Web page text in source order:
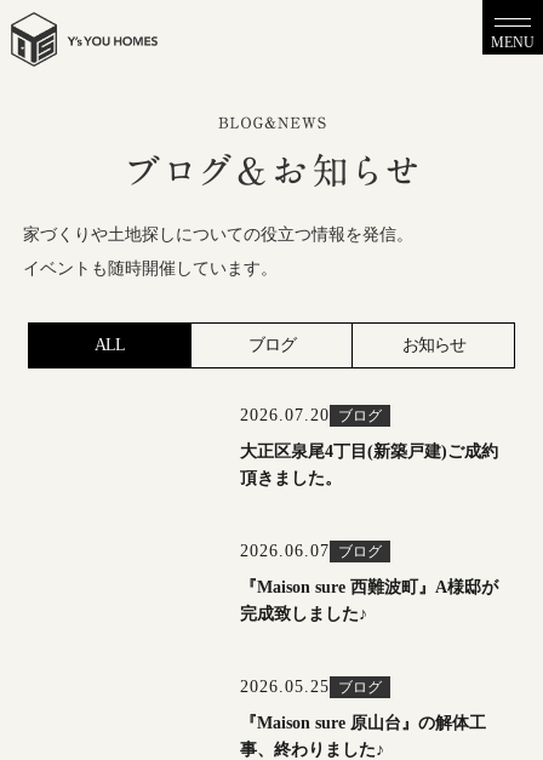
MENU
家づくりや土地探しについての役立つ情報を発信。
イベントも随時開催しています。
ALL ブログ お知らせ
2026.07.20 ブログ
大正区泉尾4丁目(新築戸建)ご成約
頂きました。
2026.06.07 ブログ
『Maison sure 西難波町』A様邸が
完成致しました♪
2026.05.25 ブログ
『Maison sure 原山台』の解体工
事、終わりました♪